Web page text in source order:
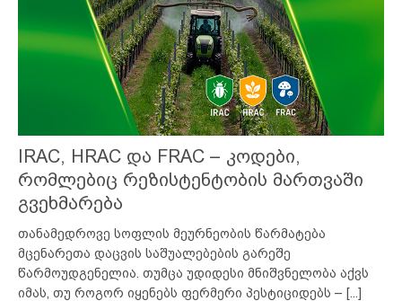
IRAC, HRAC და FRAC – კოდები,
რომლებიც რეზისტენტობის მართვაში
გვეხმარება
თანამედროვე სოფლის მეურნეობის წარმატება
მცენარეთა დაცვის საშუალებების გარეშე
წარმოუდგენელია. თუმცა უდიდესი მნიშვნელობა აქვს
იმას, თუ როგორ იყენებს ფერმერი პესტიციდებს – [...]